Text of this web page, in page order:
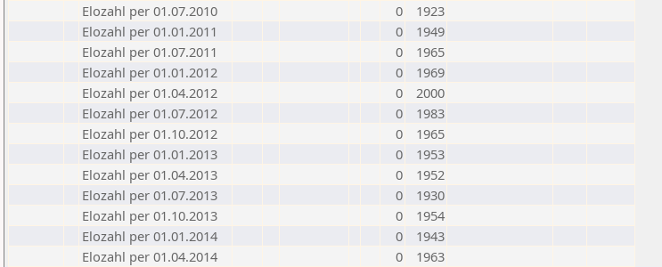
Elozahl per 01.07.2010
0
1923
Elozahl per 01.01.2011
0
1949
Elozahl per 01.07.2011
0
1965
Elozahl per 01.01.2012
0
1969
Elozahl per 01.04.2012
0
2000
Elozahl per 01.07.2012
0
1983
Elozahl per 01.10.2012
0
1965
Elozahl per 01.01.2013
0
1953
Elozahl per 01.04.2013
0
1952
Elozahl per 01.07.2013
0
1930
Elozahl per 01.10.2013
0
1954
Elozahl per 01.01.2014
0
1943
Elozahl per 01.04.2014
0
1963